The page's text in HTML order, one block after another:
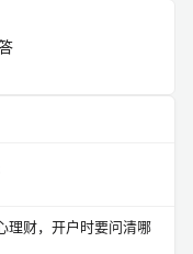
理财，开户时要问清哪